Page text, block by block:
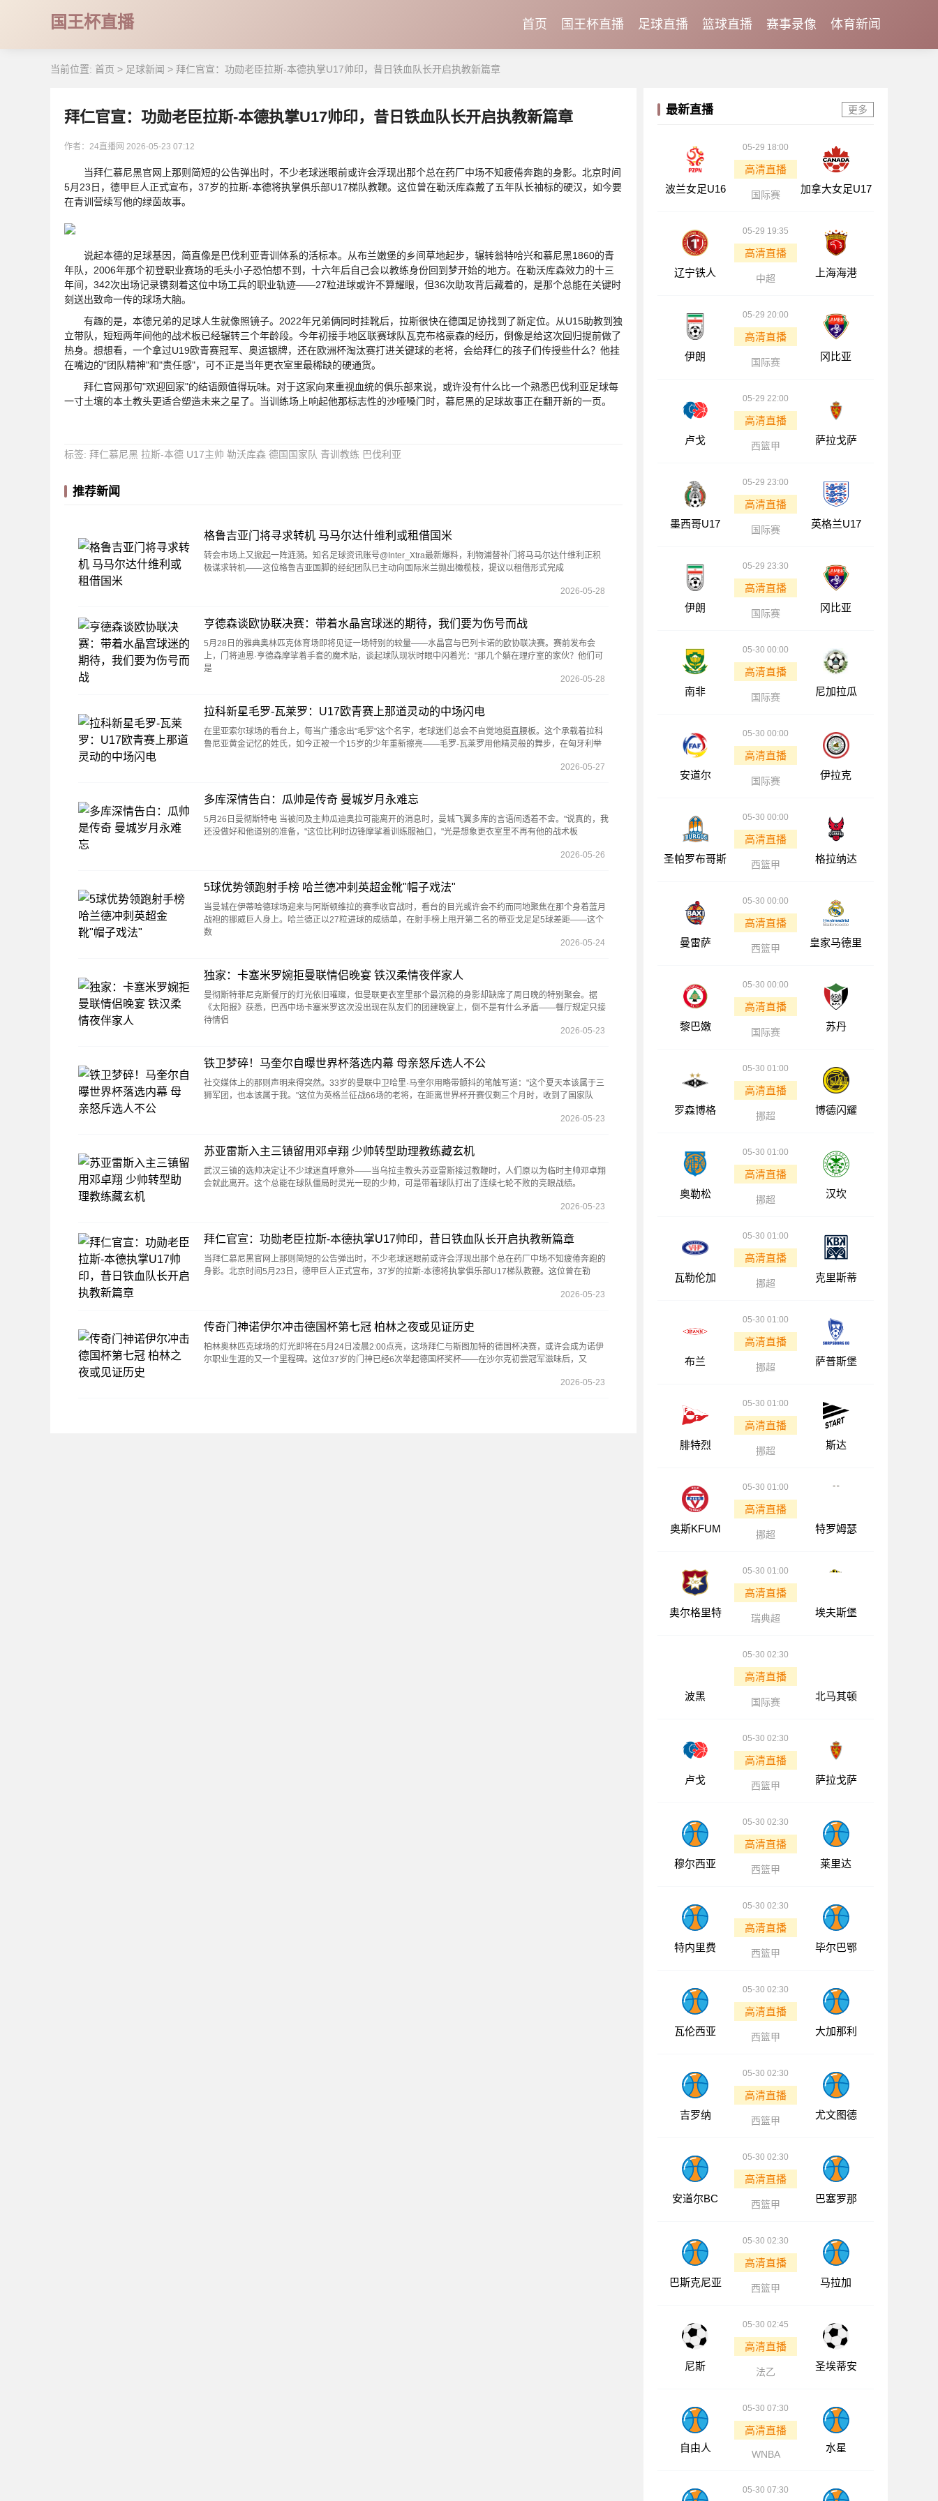
国王杯直播 首页 国王杯直播 足球直播 篮球直播 赛事录像 体育新闻
当前位置: 首页 > 足球新闻 > 拜仁官宣：功勋老臣拉斯-本德执掌U17帅印，昔日铁血队长开启执教新篇章
拜仁官宣：功勋老臣拉斯-本德执掌U17帅印，昔日铁血队长开启执教新篇章
作者：24直播网 2026-05-23 07:12
当拜仁慕尼黑官网上那则简短的公告弹出时，不少老球迷眼前或许会浮现出那个总在药厂中场不知疲倦奔跑的身影。北京时间
5月23日，德甲巨人正式宣布，37岁的拉斯-本德将执掌俱乐部U17梯队教鞭。这位曾在勒沃库森戴了五年队长袖标的硬汉，如今要
在青训营续写他的绿茵故事。
说起本德的足球基因，简直像是巴伐利亚青训体系的活标本。从布兰嫩堡的乡间草地起步，辗转翁特哈兴和慕尼黑1860的青
年队，2006年那个初登职业赛场的毛头小子恐怕想不到，十六年后自己会以教练身份回到梦开始的地方。在勒沃库森效力的十三
年间，342次出场记录镌刻着这位中场工兵的职业轨迹——27粒进球或许不算耀眼，但36次助攻背后藏着的，是那个总能在关键时
刻送出致命一传的球场大脑。
有趣的是，本德兄弟的足球人生就像照镜子。2022年兄弟俩同时挂靴后，拉斯很快在德国足协找到了新定位。从U15助教到独
立带队，短短两年间他的战术板已经辗转三个年龄段。今年初接手地区联赛球队瓦克布格豪森的经历，倒像是给这次回归提前做了
热身。想想看，一个拿过U19欧青赛冠军、奥运银牌，还在欧洲杯淘汰赛打进关键球的老将，会给拜仁的孩子们传授些什么？他挂
在嘴边的"团队精神"和"责任感"，可不正是当年更衣室里最稀缺的硬通货。
拜仁官网那句"欢迎回家"的结语颇值得玩味。对于这家向来重视血统的俱乐部来说，或许没有什么比一个熟悉巴伐利亚足球每
一寸土壤的本土教头更适合塑造未来之星了。当训练场上响起他那标志性的沙哑嗓门时，慕尼黑的足球故事正在翻开新的一页。
标签: 拜仁慕尼黑 拉斯-本德 U17主帅 勒沃库森 德国国家队 青训教练 巴伐利亚
推荐新闻
格鲁吉亚门将寻求转机 马马尔达什维利或租借国米
转会市场上又掀起一阵涟漪。知名足球资讯账号@Inter_Xtra最新爆料，利物浦替补门将马马尔达什维利正积
极谋求转机——这位格鲁吉亚国脚的经纪团队已主动向国际米兰抛出橄榄枝，提议以租借形式完成
2026-05-28
亨德森谈欧协联决赛：带着水晶宫球迷的期待，我们要为伤号而战
5月28日的雅典奥林匹克体育场即将见证一场特别的较量——水晶宫与巴列卡诺的欧协联决赛。赛前发布会
上，门将迪恩·亨德森摩挲着手套的魔术贴，谈起球队现状时眼中闪着光："那几个躺在理疗室的家伙？他们可
是
2026-05-28
拉科新星毛罗-瓦莱罗：U17欧青赛上那道灵动的中场闪电
在里亚索尔球场的看台上，每当广播念出"毛罗"这个名字，老球迷们总会不自觉地挺直腰板。这个承载着拉科
鲁尼亚黄金记忆的姓氏，如今正被一个15岁的少年重新擦亮——毛罗-瓦莱罗用他精灵般的舞步，在匈牙利举
2026-05-27
多库深情告白：瓜帅是传奇 曼城岁月永难忘
5月26日曼彻斯特电 当被问及主帅瓜迪奥拉可能离开的消息时，曼城飞翼多库的言语间透着不舍。"说真的，我
还没做好和他道别的准备，"这位比利时边锋摩挲着训练服袖口，"光是想象更衣室里不再有他的战术板
2026-05-26
5球优势领跑射手榜 哈兰德冲刺英超金靴"帽子戏法"
当曼城在伊蒂哈德球场迎来与阿斯顿维拉的赛季收官战时，看台的目光或许会不约而同地聚焦在那个身着蓝月
战袍的挪威巨人身上。哈兰德正以27粒进球的成绩单，在射手榜上甩开第二名的蒂亚戈足足5球差距——这个
数
2026-05-24
独家：卡塞米罗婉拒曼联情侣晚宴 铁汉柔情夜伴家人
曼彻斯特菲尼克斯餐厅的灯光依旧璀璨，但曼联更衣室里那个最沉稳的身影却缺席了周日晚的特别聚会。据
《太阳报》获悉，巴西中场卡塞米罗这次没出现在队友们的团建晚宴上，倒不是有什么矛盾——餐厅规定只接
待情侣
2026-05-23
铁卫梦碎！马奎尔自曝世界杯落选内幕 母亲怒斥选人不公
社交媒体上的那则声明来得突然。33岁的曼联中卫哈里·马奎尔用略带颤抖的笔触写道："这个夏天本该属于三
狮军团，也本该属于我。"这位为英格兰征战66场的老将，在距离世界杯开赛仅剩三个月时，收到了国家队
2026-05-23
苏亚雷斯入主三镇留用邓卓翔 少帅转型助理教练藏玄机
武汉三镇的选帅决定让不少球迷直呼意外——当乌拉圭教头苏亚雷斯接过教鞭时，人们原以为临时主帅邓卓翔
会就此离开。这个总能在球队僵局时灵光一现的少帅，可是带着球队打出了连续七轮不败的亮眼战绩。
2026-05-23
拜仁官宣：功勋老臣拉斯-本德执掌U17帅印，昔日铁血队长开启执教新篇章
当拜仁慕尼黑官网上那则简短的公告弹出时，不少老球迷眼前或许会浮现出那个总在药厂中场不知疲倦奔跑的
身影。北京时间5月23日，德甲巨人正式宣布，37岁的拉斯-本德将执掌俱乐部U17梯队教鞭。这位曾在勒
2026-05-23
传奇门神诺伊尔冲击德国杯第七冠 柏林之夜或见证历史
柏林奥林匹克球场的灯光即将在5月24日凌晨2:00点亮，这场拜仁与斯图加特的德国杯决赛，或许会成为诺伊
尔职业生涯的又一个里程碑。这位37岁的门神已经6次举起德国杯奖杯——在沙尔克初尝冠军滋味后，又
2026-05-23
最新直播 更多
波兰女足U16
05-29 18:00
高清直播
国际赛
加拿大女足U17
辽宁铁人
05-29 19:35
高清直播
中超
上海海港
伊朗
05-29 20:00
高清直播
国际赛
冈比亚
卢戈
05-29 22:00
高清直播
西篮甲
萨拉戈萨
墨西哥U17
05-29 23:00
高清直播
国际赛
英格兰U17
伊朗
05-29 23:30
高清直播
国际赛
冈比亚
南非
05-30 00:00
高清直播
国际赛
尼加拉瓜
安道尔
05-30 00:00
高清直播
国际赛
伊拉克
圣帕罗布哥斯
05-30 00:00
高清直播
西篮甲
格拉纳达
曼雷萨
05-30 00:00
高清直播
西篮甲
皇家马德里
黎巴嫩
05-30 00:00
高清直播
国际赛
苏丹
罗森博格
05-30 01:00
高清直播
挪超
博德闪耀
奥勒松
05-30 01:00
高清直播
挪超
汉坎
瓦勒伦加
05-30 01:00
高清直播
挪超
克里斯蒂
布兰
05-30 01:00
高清直播
挪超
萨普斯堡
腓特烈
05-30 01:00
高清直播
挪超
斯达
奥斯KFUM
05-30 01:00
高清直播
挪超
特罗姆瑟
奥尔格里特
05-30 01:00
高清直播
瑞典超
埃夫斯堡
波黑
05-30 02:30
高清直播
国际赛
北马其顿
卢戈
05-30 02:30
高清直播
西篮甲
萨拉戈萨
穆尔西亚
05-30 02:30
高清直播
西篮甲
莱里达
特内里费
05-30 02:30
高清直播
西篮甲
毕尔巴鄂
瓦伦西亚
05-30 02:30
高清直播
西篮甲
大加那利
吉罗纳
05-30 02:30
高清直播
西篮甲
尤文图德
安道尔BC
05-30 02:30
高清直播
西篮甲
巴塞罗那
巴斯克尼亚
05-30 02:30
高清直播
西篮甲
马拉加
尼斯
05-30 02:45
高清直播
法乙
圣埃蒂安
自由人
05-30 07:30
高清直播
WNBA
水星
05-30 07:30